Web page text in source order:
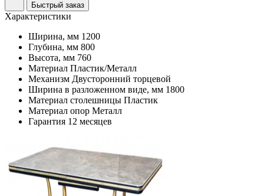
Быстрый заказ
Характеристики
Ширина, мм 1200
Глубина, мм 800
Высота, мм 760
Материал Пластик/Металл
Механизм Двусторонний торцевой
Ширина в разложенном виде, мм 1800
Материал столешницы Пластик
Материал опор Металл
Гарантия 12 месяцев